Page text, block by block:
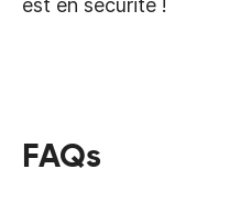
est en sécurité !
FAQs